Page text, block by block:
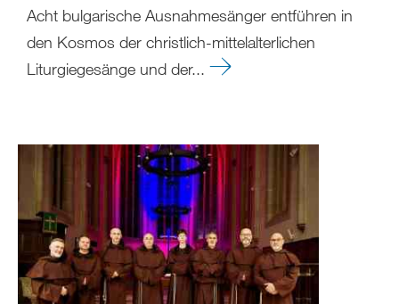
Acht bulgarische Ausnahmesänger entführen in
den Kosmos der christlich-mittelalterlichen
Liturgiegesänge und der...